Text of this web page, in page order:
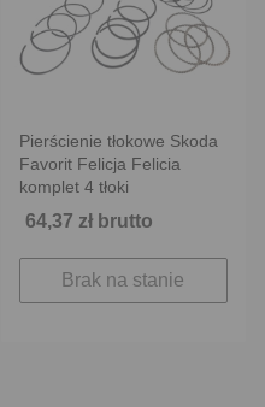
Pierścienie tłokowe Skoda
Favorit Felicja Felicia
komplet 4 tłoki
64,37 zł brutto
Brak na stanie